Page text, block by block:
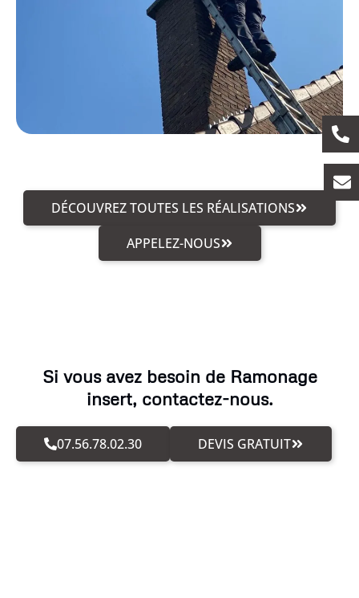
DÉCOUVREZ TOUTES LES RÉALISATIONS
APPELEZ-NOUS
Si vous avez besoin de Ramonage
insert, contactez-nous.
07.56.78.02.30 DEVIS GRATUIT